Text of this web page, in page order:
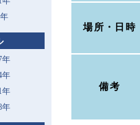
場所・日時
備考
年
年
年
年